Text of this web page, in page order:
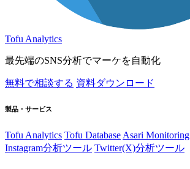
Tofu Analytics
最先端のSNS分析でマーケを自動化
無料で相談する 資料ダウンロード
製品・サービス
Tofu Analytics Tofu Database Asari Monitoring
Instagram分析ツール Twitter(X)分析ツール